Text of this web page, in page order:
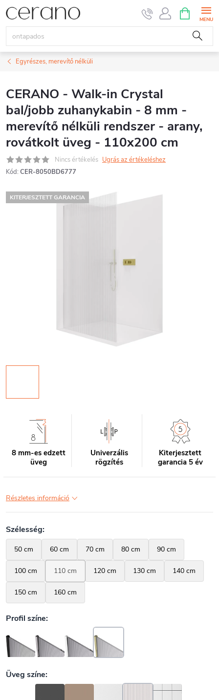
Ugrás
tartalomhoz
KOSÁR
Egyrészes, merevítő nélküli
CERANO - Walk-in Crystal
bal/jobb zuhanykabin - 8 mm -
merevítő nélküli rendszer - arany,
rovátkolt üveg - 110x200 cm
Nincs értékelés Ugrás az értékeléshez
Kód: CER-8050BD6777
KITERJESZTETT GARANCIA
8 mm-es edzett
üveg
Univerzális
rögzítés
Kiterjesztett
garancia 5 év
Részletes információ